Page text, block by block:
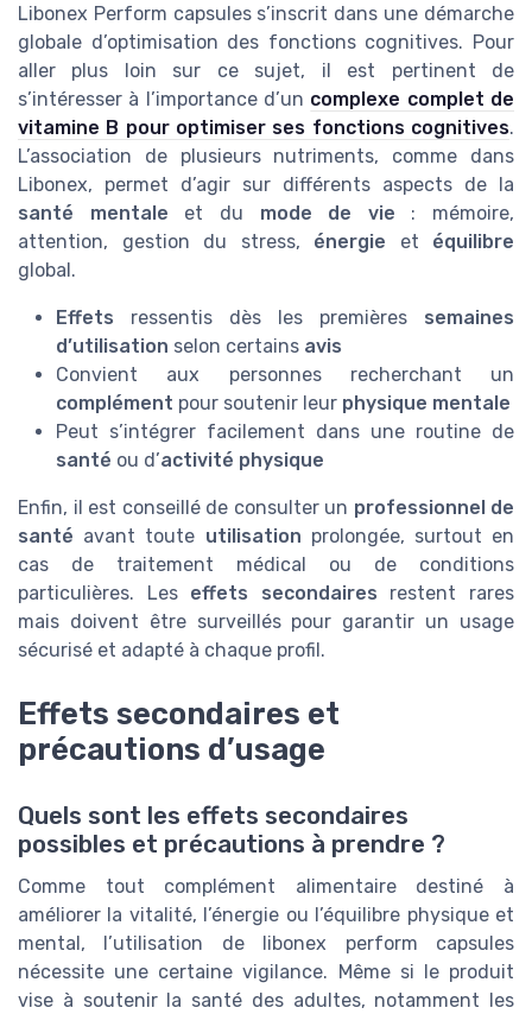
Libonex Perform capsules s’inscrit dans une démarche
globale d’optimisation des fonctions cognitives. Pour
aller plus loin sur ce sujet, il est pertinent de
s’intéresser à l’importance d’un complexe complet de
vitamine B pour optimiser ses fonctions cognitives.
L’association de plusieurs nutriments, comme dans
Libonex, permet d’agir sur différents aspects de la
santé mentale et du mode de vie : mémoire,
attention, gestion du stress, énergie et équilibre
global.
Effets ressentis dès les premières semaines
d’utilisation selon certains avis
Convient aux personnes recherchant un
complément pour soutenir leur physique mentale
Peut s’intégrer facilement dans une routine de
santé ou d’activité physique
Enfin, il est conseillé de consulter un professionnel de
santé avant toute utilisation prolongée, surtout en
cas de traitement médical ou de conditions
particulières. Les effets secondaires restent rares
mais doivent être surveillés pour garantir un usage
sécurisé et adapté à chaque profil.
Effets secondaires et
précautions d’usage
Quels sont les effets secondaires
possibles et précautions à prendre ?
Comme tout complément alimentaire destiné à
améliorer la vitalité, l’énergie ou l’équilibre physique et
mental, l’utilisation de libonex perform capsules
nécessite une certaine vigilance. Même si le produit
vise à soutenir la santé des adultes, notamment les